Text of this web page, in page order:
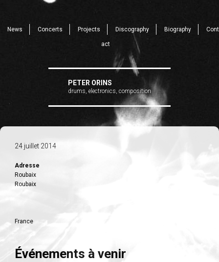
News Concerts Projects Discography Biography Cont
act
PETER ORINS
drums, electronics, composition
24 juillet 2014
Adresse
Roubaix
Roubaix
France
Événements à venir